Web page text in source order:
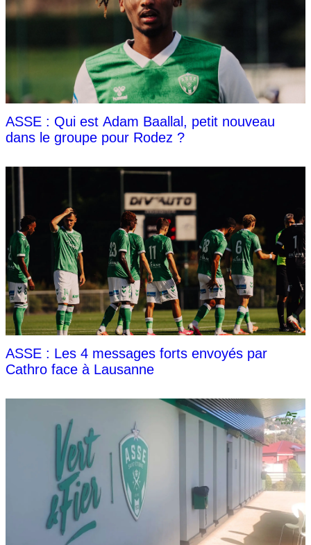
ASSE : Qui est Adam Baallal, petit nouveau
dans le groupe pour Rodez ?
ASSE : Les 4 messages forts envoyés par
Cathro face à Lausanne